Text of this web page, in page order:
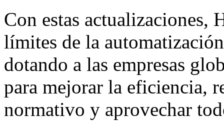
Con estas actualizaciones,
límites de la
dotando a las empresas
para mejorar la eficiencia,
normativo y aprovechar